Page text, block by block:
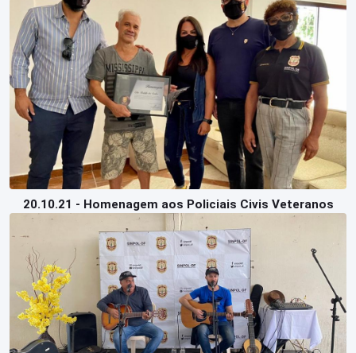
20.10.21 - Homenagem aos Policiais Civis Veteranos